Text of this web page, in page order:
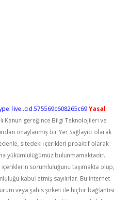
live:.cid.575569c608265c69Yasal
Kanun gereğince Bilgi Teknolojileri ve
onaylanmış bir Yer Sağlayıcı olarak
sitedeki içerikleri proaktif olarak
yükümlülüğümüz bulunmamaktadır.
içeriklerin sorumluluğunu taşımakta olup,
kabul etmiş sayılırlar. Bu internet
veya şahıs şirketi ile hiçbir bağlantısı